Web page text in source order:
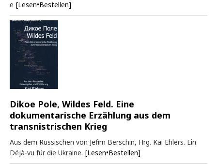
e [Lesen•Bestellen]
Dikoe Pole, Wildes Feld. Eine
dokumentarische Erzählung aus dem
transnistrischen Krieg
Aus dem Russischen von Jefim Berschin, Hrg. Kai Ehlers. Ein
Déjà-vu für die Ukraine. [Lesen•Bestellen]